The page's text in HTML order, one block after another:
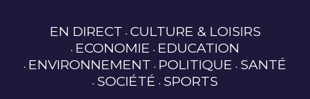
EN DIRECT CULTURE & LOISIRS
ECONOMIE EDUCATION
ENVIRONNEMENT POLITIQUE SANTÉ
SOCIÉTÉ SPORTS